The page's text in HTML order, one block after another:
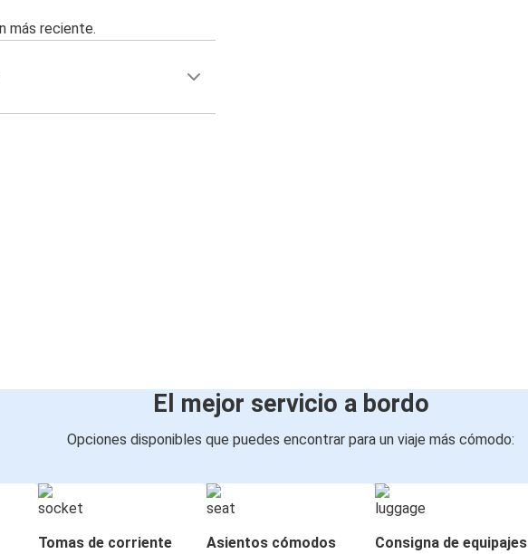
más reciente.
El mejor servicio a bordo
Opciones disponibles que puedes encontrar para un viaje más cómodo:
Tomas de corriente Asientos cómodos Consigna de equipajes